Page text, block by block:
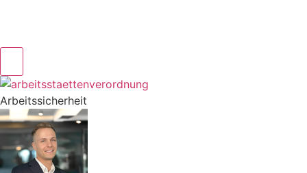
Arbeitssicherheit